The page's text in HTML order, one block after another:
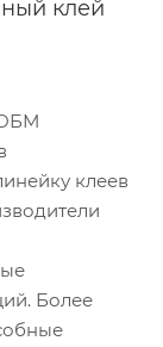
клей
клеев
Более